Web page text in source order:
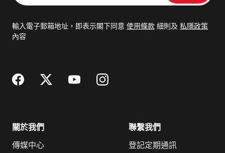
郵
輸入電子郵箱地址，即表示閣下同意 使用條款 細則及 私隱政策
內容
關於我們
傳媒中心
聯繫我們
登記定期通訊